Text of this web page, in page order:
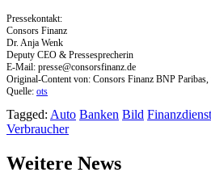
Pressekontakt:
Consors Finanz
Dr. Anja Wenk
Deputy CEO & Pressesprecherin
E-Mail: presse@consorsfinanz.de
Original-Content von: Consors Finanz BNP
Quelle: ots
Tagged: Auto Banken Bild
Verbraucher
Weitere News